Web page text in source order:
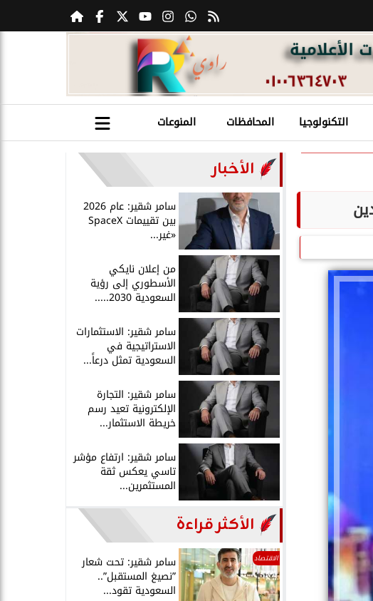
التكنولوجيا المحافظات المنوعات
الأخبار
سامر شقير: عام 2026
بين تقييمات SpaceX
«غير...
من إعلان نايكي
الأسطوري إلى رؤية
السعودية 2030.....
سامر شقير: الاستثمارات
الاستراتيجية في
السعودية تمثل درعاً...
سامر شقير: التجارة
الإلكترونية تعيد رسم
خريطة الاستثمار...
سامر شقير: ارتفاع مؤشر
تاسي يعكس ثقة
المستثمرين...
الأكثر قراءة
الاقتصاد سامر شقير: تحت شعار
”نصيغ المستقبل”..
السعودية تقود...